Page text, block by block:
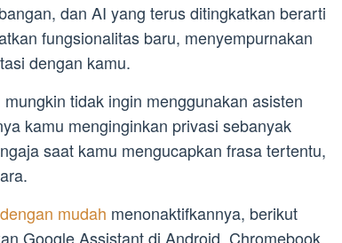
dan AI yang terus ditingkatkan berarti
fungsionalitas baru, menyempurnakan
dengan kamu.
tidak ingin menggunakan asisten
kamu menginginkan privasi sebanyak
saat kamu mengucapkan frasa tertentu,
dengan mudah menonaktifkannya, berikut
Google Assistant di Android, Chromebook,